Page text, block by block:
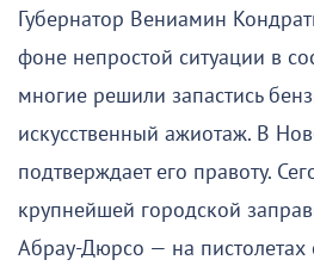
Губернатор Вениамин
фоне непростой ситуации в
многие решили запастись
искусственный ажиотаж. В
подтверждает его правоту.
крупнейшей городской
Абрау-Дюрсо — на пистолетах